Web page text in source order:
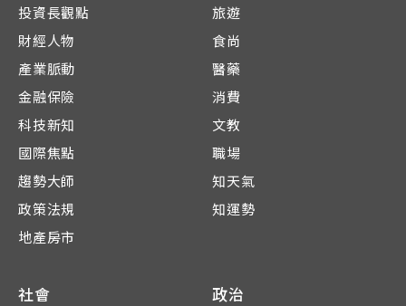
投資長觀點
財經人物
產業脈動
金融保險
科技新知
國際焦點
趨勢大師
政策法規
地產房市
旅遊
食尚
醫藥
消費
文教
職場
知天氣
知運勢
社會 政治